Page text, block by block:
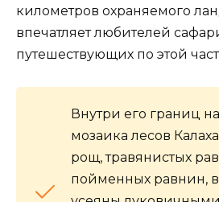
километров охраняемого
впечатляет любителей
путешествующих по этой
Внутри его границ
мозаика лесов
рощ, травянистых
пойменных равнин,